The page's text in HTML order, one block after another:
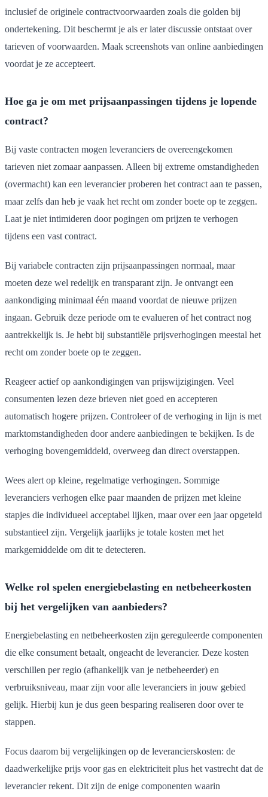
inclusief de originele contractvoorwaarden zoals die golden bij
ondertekening. Dit beschermt je als er later discussie ontstaat over
tarieven of voorwaarden. Maak screenshots van online aanbiedingen
voordat je ze accepteert.
Hoe ga je om met prijsaanpassingen tijdens je lopende
contract?
Bij vaste contracten mogen leveranciers de overeengekomen
tarieven niet zomaar aanpassen. Alleen bij extreme omstandigheden
(overmacht) kan een leverancier proberen het contract aan te passen,
maar zelfs dan heb je vaak het recht om zonder boete op te zeggen.
Laat je niet intimideren door pogingen om prijzen te verhogen
tijdens een vast contract.
Bij variabele contracten zijn prijsaanpassingen normaal, maar
moeten deze wel redelijk en transparant zijn. Je ontvangt een
aankondiging minimaal één maand voordat de nieuwe prijzen
ingaan. Gebruik deze periode om te evalueren of het contract nog
aantrekkelijk is. Je hebt bij substantiële prijsverhogingen meestal het
recht om zonder boete op te zeggen.
Reageer actief op aankondigingen van prijswijzigingen. Veel
consumenten lezen deze brieven niet goed en accepteren
automatisch hogere prijzen. Controleer of de verhoging in lijn is met
marktomstandigheden door andere aanbiedingen te bekijken. Is de
verhoging bovengemiddeld, overweeg dan direct overstappen.
Wees alert op kleine, regelmatige verhogingen. Sommige
leveranciers verhogen elke paar maanden de prijzen met kleine
stapjes die individueel acceptabel lijken, maar over een jaar opgeteld
substantieel zijn. Vergelijk jaarlijks je totale kosten met het
markgemiddelde om dit te detecteren.
Welke rol spelen energiebelasting en netbeheerkosten
bij het vergelijken van aanbieders?
Energiebelasting en netbeheerkosten zijn gereguleerde componenten
die elke consument betaalt, ongeacht de leverancier. Deze kosten
verschillen per regio (afhankelijk van je netbeheerder) en
verbruiksniveau, maar zijn voor alle leveranciers in jouw gebied
gelijk. Hierbij kun je dus geen besparing realiseren door over te
stappen.
Focus daarom bij vergelijkingen op de leverancierskosten: de
daadwerkelijke prijs voor gas en elektriciteit plus het vastrecht dat de
leverancier rekent. Dit zijn de enige componenten waarin